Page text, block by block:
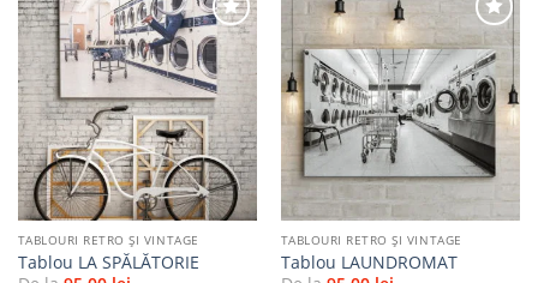
Adaugă
la
favorite
TABLOURI RETRO ȘI VINTAGE
Tablou LA SPĂLĂTORIE
Adaugă
la
favorite
TABLOURI RETRO ȘI VINTAGE
Tablou LAUNDROMAT